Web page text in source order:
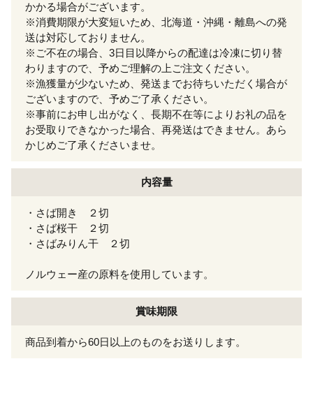
かかる場合がございます。
※消費期限が大変短いため、北海道・沖縄・離島への発
送は対応しておりません。
※ご不在の場合、3日目以降からの配達は冷凍に切り替
わりますので、予めご理解の上ご注文ください。
※漁獲量が少ないため、発送までお待ちいただく場合が
ございますので、予めご了承ください。
※事前にお申し出がなく、長期不在等によりお礼の品を
お受取りできなかった場合、再発送はできません。あら
かじめご了承くださいませ。
内容量
・さば開き ２切
・さば桜干 ２切
・さばみりん干 ２切
ノルウェー産の原料を使用しています。
賞味期限
商品到着から60日以上のものをお送りします。